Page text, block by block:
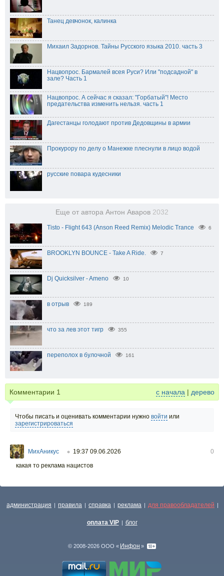
Танец девчонок, калинка
Михаил Задорнов. Тайны Русского языка 2010. часть 3
Нацвопрос. Бармалей всея Руси? Или "подсадной" в
зале? Часть 1
Нацвопрос. А сейчас я сказал: "Горбатый"! Место
предательства изменить нельзя. часть 1
Дагестанцы голодают против Дедовщины в армии
Прокурору по делу о Манежке плеснули в лицо водой
русские повара кудесники
Еще от автора Антон Аваров 2032
Tisto - Flight 643 (Anson Reed Remix) Melodic Trance 6
BROOKLYN BOUNCE - Take A Ride. 7
Dj Quicksilver - Ameno 10
в отрыв 189
что за лев этот тигр 355
переполох в булочной 161
Комментарии 1 с начала | дерево
Чтобы писать и оценивать комментарии нужно войти или
зарегистрироваться
МихАникус ○ 19:37 09.06.2026
0
какая то реклама нацистов
администрация | правила | справка | реклама | для правообладателей |
оплата VIP | блог
© 2008-2026 ООО « Инфон »